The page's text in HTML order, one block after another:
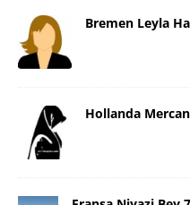
Bremen Leyla
Hollanda